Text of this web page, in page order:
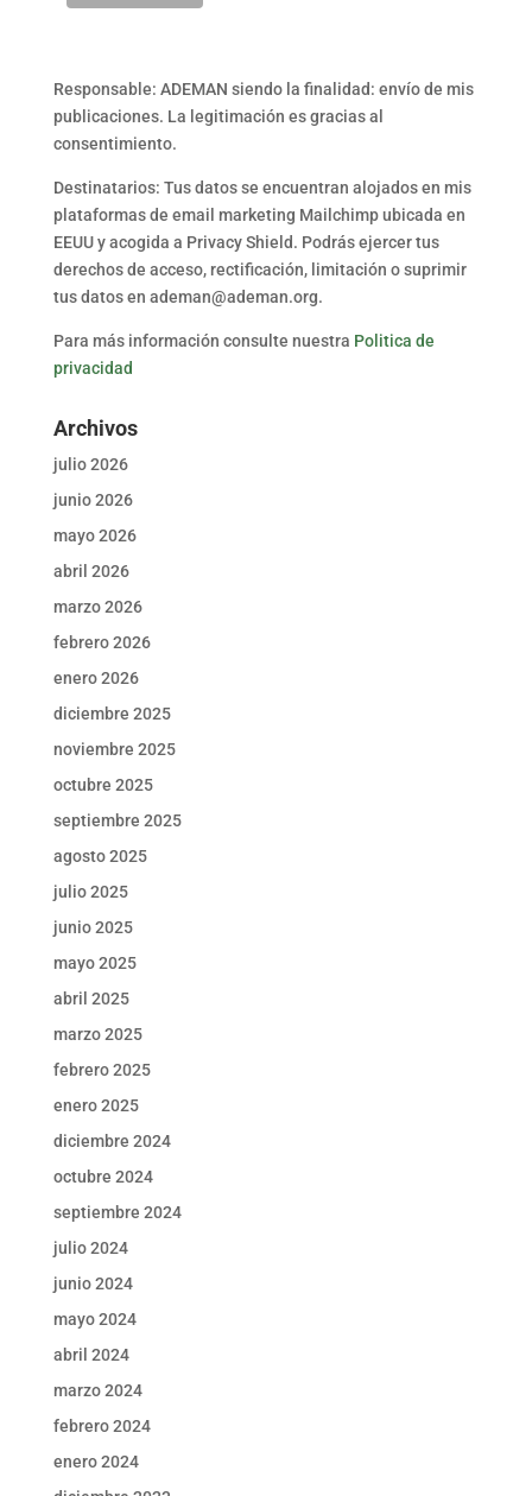
Responsable: ADEMAN siendo la finalidad: envío de mis
publicaciones. La legitimación es gracias al
consentimiento.
Destinatarios: Tus datos se encuentran alojados en mis
plataformas de email marketing Mailchimp ubicada en
EEUU y acogida a Privacy Shield. Podrás ejercer tus
derechos de acceso, rectificación, limitación o suprimir
tus datos en ademan@ademan.org.
Para más información consulte nuestra Politica de
privacidad
Archivos
julio 2026
junio 2026
mayo 2026
abril 2026
marzo 2026
febrero 2026
enero 2026
diciembre 2025
noviembre 2025
octubre 2025
septiembre 2025
agosto 2025
julio 2025
junio 2025
mayo 2025
abril 2025
marzo 2025
febrero 2025
enero 2025
diciembre 2024
octubre 2024
septiembre 2024
julio 2024
junio 2024
mayo 2024
abril 2024
marzo 2024
febrero 2024
enero 2024